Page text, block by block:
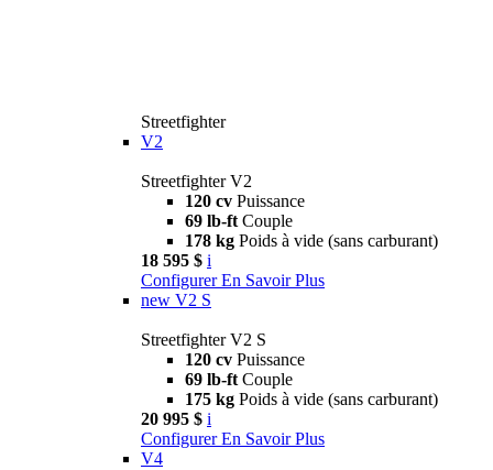
Streetfighter
V2
Streetfighter V2
120 cv Puissance
69 lb-ft Couple
178 kg Poids à vide (sans carburant)
18 595 $ i
Configurer En Savoir Plus
new V2 S
Streetfighter V2 S
120 cv Puissance
69 lb-ft Couple
175 kg Poids à vide (sans carburant)
20 995 $ i
Configurer En Savoir Plus
V4